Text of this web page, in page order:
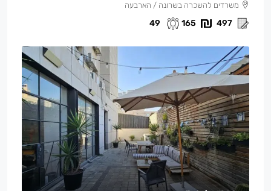
משרדים להשכרה בשרונה / הארבעה
497
165
49